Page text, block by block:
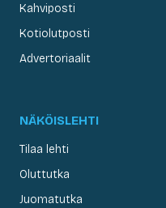
Kahviposti
Kotiolutposti
Advertoriaalit
NÄKÖISLEHTI
Tilaa lehti
Oluttutka
Juomatutka